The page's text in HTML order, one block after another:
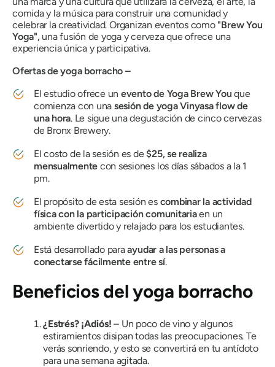
comida y la música para construir una comunidad y
celebrar la creatividad. Organizan eventos como"Brew You
Yoga",una fusión de yoga y cerveza que ofrece una
experiencia única y participativa.
Ofertas de yoga borracho –
El estudio ofrece un evento de Yoga Brew Youque
comienza con una sesión de yoga Vinyasa flow de
una hora. Le sigue una degustación de cinco cervezas
de Bronx Brewery.
El costo de la sesión es de$25, se realiza
mensualmente con sesiones los días sábados a la 1
pm.
El propósito de esta sesión es combinar la actividad
física con la participación comunitariaen un
ambiente divertido y relajado para los estudiantes.
Está desarrollado paraayudar a las personas a
conectarse fácilmente entre sí.
Beneficios del yoga borracho
¿Estrés? ¡Adiós! – Un poco de vino y algunos
estiramientos disipan todas las preocupaciones. Te
verás sonriendo, y esto se convertirá en tu antídoto
para una semana agitada.